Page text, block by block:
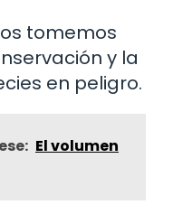
tomemos
y la
en peligro.
El volumen